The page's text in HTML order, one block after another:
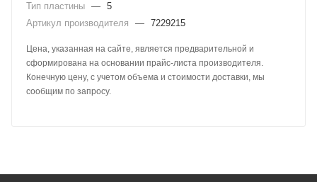
Тип пластины — 5
Артикул производителя
— 7229215
Цена, указанная на сайте, является предварительной и
сформирована на основании прайс-листа производителя.
Конечную цену, с учетом объема и стоимости доставки, мы
сообщим по запросу.